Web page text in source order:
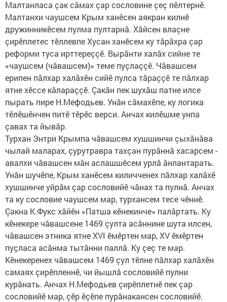
Малтанласа çак сăмах çар сословине çеç пӗлтернӗ.
Малтанхи чаушсем Крым ханӗсен аякран килнӗ
дружинникӗсем пулма пултарнă. Хăйсен влаçне
çирӗплетес тӗллевпе Хусан ханӗсем ку тăрăхра çар
реформи туса ирттереççӗ. Вырăнти халăх сийне те
«чаушсем (чăвашсем)» теме пуçлаççӗ. Чăвашсем
ерипен пăлхар халăхӗн сийӗ пулса тăраççӗ те пăлхар
ятне хӗссе кăлараççӗ. Çакăн пек шухăш патне илсе
пырать пире Н.Мефодьев. Унăн сăмахӗпе, ку логика
тӗлӗшӗнчен питӗ тӗрӗс верси. Анчах килӗшме унпа
çавах та йывăр.
Турхан Энтри Крымпа чăвашсем хушшинчи çыхăнăва
чылай маларах, çурутравра тахçан пурăннă хасарсем -
авалхи чăвашсен мăн аслашшӗсем урлă ăнлантарать.
Унăн шучӗпе, Крым ханӗсем киличченех пăлхар халăхӗ
хушшинче уйрăм çар сос­ловийӗ чăнах та пулнă. Анчах
та ку сословие чаушсем мар, турхансем тесе чӗннӗ.
Çакна К.Фукс хăйӗн «Патша кӗнекинче» палăртать. Ку
кӗнекере чăвашсене 1469 çулта асăннине шута илсен,
чăвашсен этника ятне XVI ӗмӗртен мар, XV ӗмӗртен
пуçласа асăнма тытăнни паллă. Ку çеç те мар.
Кӗнекеренех чăвашсем 1469 çул тӗлне пăлхар халăхӗн
самаях çирӗпленнӗ, чи йышлă сословийӗ пулни
курăнать. Анчах Н.Мефодьев çирӗплетнӗ пек çар
сословийӗ мар, çӗр ӗçӗпе пурăнакансен сословийӗ.